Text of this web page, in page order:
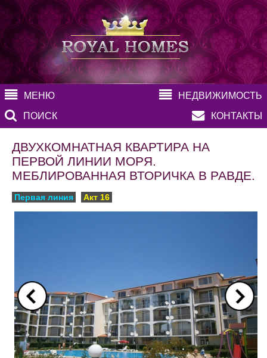
МЕНЮ
НЕДВИЖИМОСТЬ
ПОИСК
КОНТАКТЫ
ДВУХКОМНАТНАЯ КВАРТИРА НА
ПЕРВОЙ ЛИНИИ МОРЯ.
МЕБЛИРОВАННАЯ ВТОРИЧКА В РАВДЕ.
Первая линия Акт 16